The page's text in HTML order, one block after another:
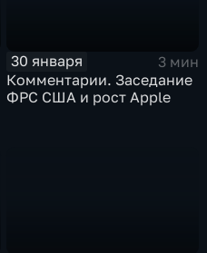
30 января
3 мин
Комментарии. Заседание
ФРС США и рост Apple